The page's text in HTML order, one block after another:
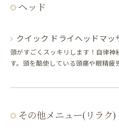
ヘッド
クイック ドライヘッドマッ
頭がすごくスッキリします！自律
す。頭を酷使している頭痛や眼精
その他メニュー(リラク)